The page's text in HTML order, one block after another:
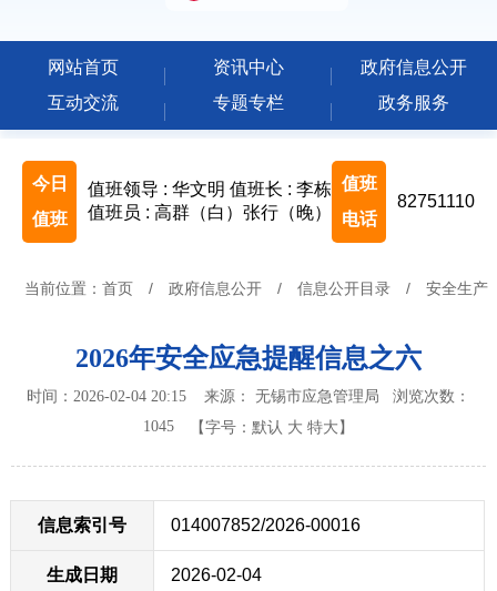
网站首页 资讯中心
政府信息公开
互动交流
专题专栏 政务服务
今日
值班
值班领导 : 华文明 值班长 : 李栋
值班员 : 高群（白）张行（晚）
值班
电话
82751110
当前位置： 首页 / 政府信息公开 / 信息公开目录 / 安全生产
2026年安全应急提醒信息之六
时间：2026-02-04 20:15 来源： 无锡市应急管理局 浏览次数：
1045
【字号： 默认 大 特大 】
信息索引号 014007852/2026-00016
生成日期 2026-02-04